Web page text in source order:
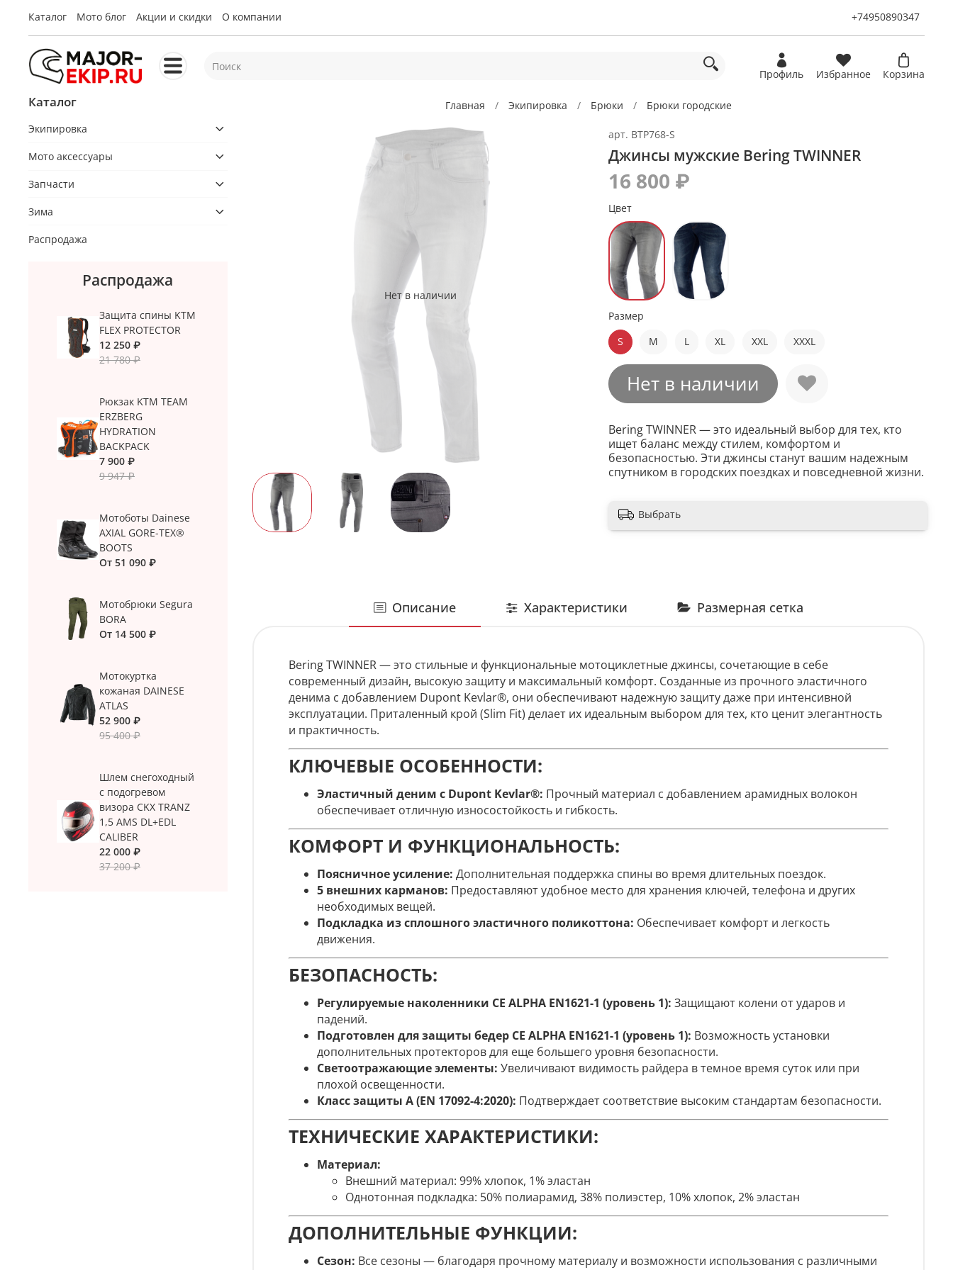
Каталог Мото блог Акции и скидки О компании +74950890347
Профиль Избранное Корзина
Главная Экипировка Брюки Брюки городские
Нет в наличии
арт. BTP768-S
Джинсы мужские Bering TWINNER
16 800 ₽
Нет в наличии
Цвет
Размер
S
M L XL XXL XXXL
Bering TWINNER — это идеальный выбор для тех, кто
ищет баланс между стилем, комфортом и
безопасностью. Эти джинсы станут вашим надежным
спутником в городских поездках и повседневной жизни.
Выбрать
Описание Характеристики Размерная сетка
Bering TWINNER — это стильные и функциональные мотоциклетные джинсы, сочетающие в себе
современный дизайн, высокую защиту и максимальный комфорт. Созданные из прочного эластичного
денима с добавлением Dupont Kevlar®, они обеспечивают надежную защиту даже при интенсивной
эксплуатации. Приталенный крой (Slim Fit) делает их идеальным выбором для тех, кто ценит элегантность
и практичность.
КЛЮЧЕВЫЕ ОСОБЕННОСТИ:
Эластичный деним с Dupont Kevlar®: Прочный материал с добавлением арамидных волокон
обеспечивает отличную износостойкость и гибкость.
КОМФОРТ И ФУНКЦИОНАЛЬНОСТЬ:
Поясничное усиление: Дополнительная поддержка спины во время длительных поездок.
5 внешних карманов: Предоставляют удобное место для хранения ключей, телефона и других
необходимых вещей.
Подкладка из сплошного эластичного поликоттона: Обеспечивает комфорт и легкость
движения.
БЕЗОПАСНОСТЬ:
Регулируемые наколенники CE ALPHA EN1621-1 (уровень 1): Защищают колени от ударов и
падений.
Подготовлен для защиты бедер CE ALPHA EN1621-1 (уровень 1): Возможность установки
дополнительных протекторов для еще большего уровня безопасности.
Светоотражающие элементы: Увеличивают видимость райдера в темное время суток или при
плохой освещенности.
Класс защиты A (EN 17092-4:2020): Подтверждает соответствие высоким стандартам безопасности.
ТЕХНИЧЕСКИЕ ХАРАКТЕРИСТИКИ:
Материал:
Внешний материал: 99% хлопок, 1% эластан
Однотонная подкладка: 50% полиарамид, 38% полиэстер, 10% хлопок, 2% эластан
ДОПОЛНИТЕЛЬНЫЕ ФУНКЦИИ:
Сезон: Все сезоны — благодаря прочному материалу и возможности использования с различными
Каталог
Экипировка
Мото аксессуары
Запчасти
Зима
Распродажа
Распродажа
Защита спины KTM
FLEX PROTECTOR
12 250 ₽
21 780 ₽
Рюкзак KTM TEAM
ERZBERG
HYDRATION
BACKPACK
7 900 ₽
9 947 ₽
Мотоботы Dainese
AXIAL GORE-TEX®
BOOTS
От 51 090 ₽
Мотобрюки Segura
BORA
От 14 500 ₽
Мотокуртка
кожаная DAINESE
ATLAS
52 900 ₽
95 400 ₽
Шлем снегоходный
с подогревом
визора CKX TRANZ
1,5 AMS DL+EDL
CALIBER
22 000 ₽
37 200 ₽